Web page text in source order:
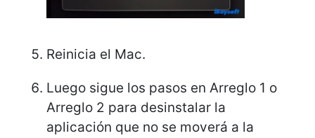
Reinicia el Mac.
Luego sigue los pasos en Arreglo 1 o
Arreglo 2 para desinstalar la
aplicación que no se moverá a la